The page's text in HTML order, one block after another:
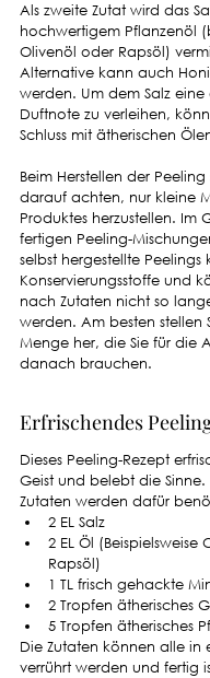
Als zweite Zutat wird das
hochwertigem Pflanzenöl
Olivenöl oder Rapsöl)
Alternative kann auch
werden. Um dem Salz
Duftnote zu verleihen,
Schluss mit ätherischen
Beim Herstellen der Peeling
darauf achten, nur kleine
Produktes herzustellen. Im
fertigen Peeling-
selbst hergestellte Peelings
Konservierungsstoffe und
nach Zutaten nicht so
werden. Am besten stellen
Menge her, die Sie für die
danach brauchen.
Erfrischendes
Dieses Peeling-Rezept
Geist und belebt die
Zutaten werden dafür
2 EL Salz
2 EL Öl (Beispielsweise
Rapsöl)
1 TL frisch gehackte
2 Tropfen ätherisches
5 Tropfen ätherisches
Die Zutaten können alle in
verrührt werden und fertig